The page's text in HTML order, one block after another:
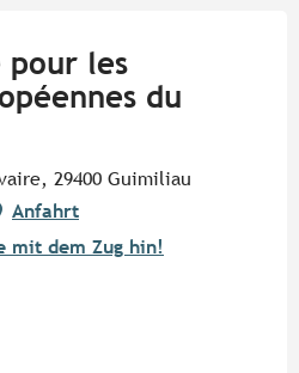
pour les
du
29400 Guimiliau
Anfahrt
mit dem Zug hin!